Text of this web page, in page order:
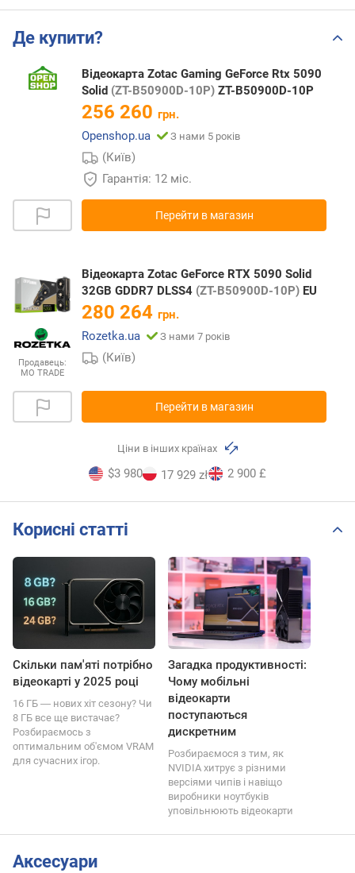
Де купити?
Відеокарта Zotac Gaming GeForce Rtx 5090
Solid (ZT-B50900D-10P) ZT-B50900D-10P
256 260 грн.
Openshop.ua
З нами 5 років
(Київ)
Гарантія: 12 міс.
Перейти в магазин
Продавець:
MO TRADE
Відеокарта Zotac GeForce RTX 5090 Solid
32GB GDDR7 DLSS4 (ZT-B50900D-10P) EU
280 264 грн.
Rozetka.ua
З нами 7 років
(Київ)
Перейти в магазин
Ціни в інших країнах
$3 980 17 929 zł 2 900 £
Корисні статті
Скільки пам'яті потрібно
відеокарті у 2025 році
16 ГБ ― нових хіт сезону? Чи
8 ГБ все ще вистачає?
Розбираємось з
оптимальним об'ємом VRAM
для сучасних ігор.
Загадка продуктивності:
Чому мобільні
відеокарти
поступаються
дискретним
Розбираємося з тим, як
NVIDIA хитрує з різними
версіями чипів і навіщо
виробники ноутбуків
уповільнюють відеокарти
Аксесуари